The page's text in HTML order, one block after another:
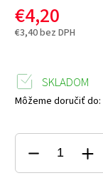
€4,20
€3,40 bez DPH
SKLADOM
Môžeme doručiť do: